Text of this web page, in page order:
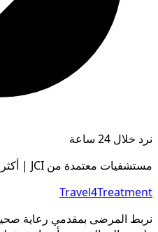
نرد خلال 24 ساعة
مستشفيات معتمدة من JCI | أكثر من 2,000 مريض
Travel4Treatment
نربط المرضى بمقدمي رعاية